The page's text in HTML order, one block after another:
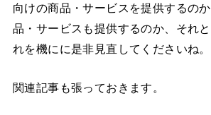
向けの商品・サービスを提供するの
品・サービスも提供するのか、それ
れを機にに是非見直してくださいね。
関連記事も張っておきます。